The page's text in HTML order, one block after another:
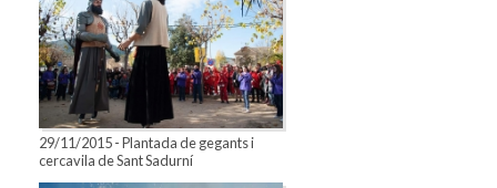
29/11/2015 - Plantada de gegants i
cercavila de Sant Sadurní